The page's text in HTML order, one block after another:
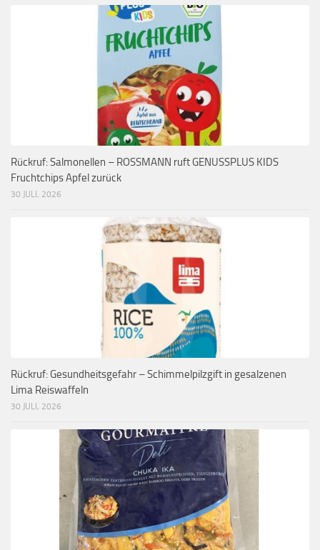
Rückruf: Salmonellen – ROSSMANN ruft GENUSSPLUS KIDS
Fruchtchips Apfel zurück
30 JULI, 2026
Rückruf: Gesundheitsgefahr – Schimmelpilzgift in gesalzenen
Lima Reiswaffeln
30 JULI, 2026